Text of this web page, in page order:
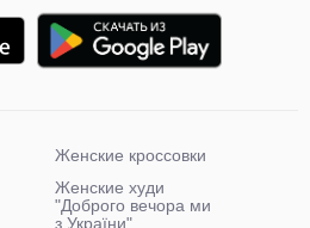
Женские кроссовки
Женские худи
"Доброго вечора ми
з України"